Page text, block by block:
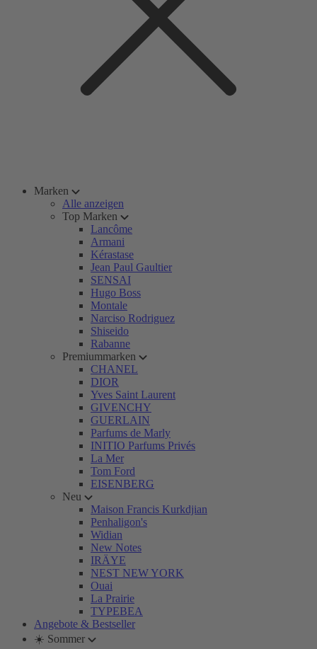
Marken
Alle anzeigen
Top Marken
Lancôme
Armani
Kérastase
Jean Paul Gaultier
SENSAI
Hugo Boss
Montale
Narciso Rodriguez
Shiseido
Rabanne
Premiummarken
CHANEL
DIOR
Yves Saint Laurent
GIVENCHY
GUERLAIN
Parfums de Marly
INITIO Parfums Privés
La Mer
Tom Ford
EISENBERG
Neu
Maison Francis Kurkdjian
Penhaligon's
Widian
New Notes
IRÄYE
NEST NEW YORK
Ouai
La Prairie
TYPEBEA
Angebote & Bestseller
☀️ Sommer